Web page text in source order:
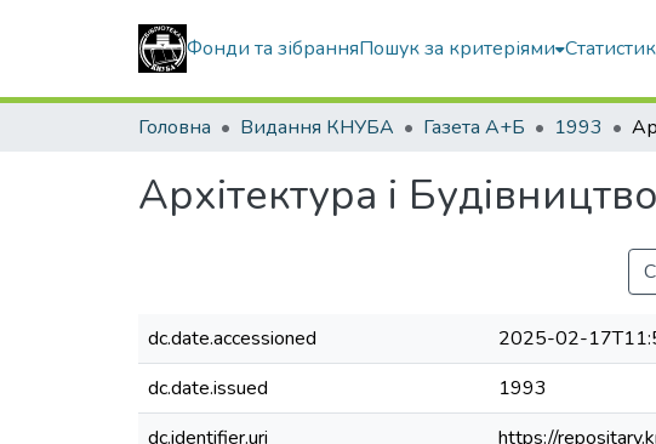
Фонди та зібранняПошук за критеріями
Головна Видання КНУБА Газета А+Б 1993
Архітектура і
dc.date.accessioned
2025-02-
dc.date.issued
1993
dc.identifier.uri
https://